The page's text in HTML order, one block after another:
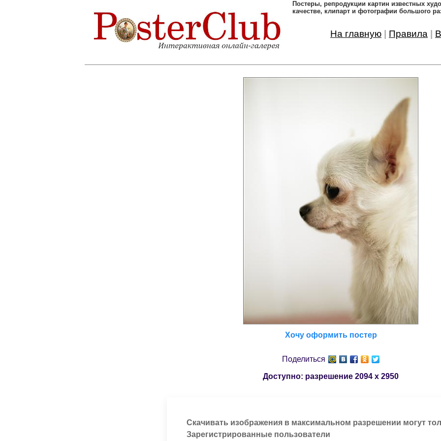
Постеры, pепродукции картин известных
качестве, клипарт и фотографии большого
На главную Правила
Хочу оформить постер
Поделиться
Доступно: разрешение 2094 x 2950
Скачивать изображения в максимальном разрешении могут
Зарегистрированные пользователи